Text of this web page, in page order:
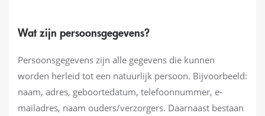
Wat zijn persoonsgegevens?
Persoonsgegevens zijn alle gegevens die kunnen
worden herleid tot een natuurlijk persoon. Bijvoorbeeld:
naam, adres, geboortedatum, telefoonnummer, e-
mailadres, naam ouders/verzorgers. Daarnaast bestaan